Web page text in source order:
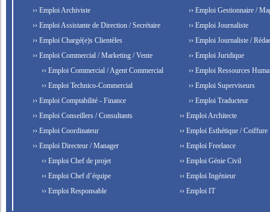
›› Emploi Archiviste
›› Emploi Assistante de Direction / Secrétaire
›› Emploi Chargé(e)s Clientèles
›› Emploi Commercial / Marketing / Vente
›› Emploi Commercial / Agent Commercial
›› Emploi Technico-Commercial
›› Emploi Comptabilité - Finance
›› Emploi Conseillers / Consultants
›› Emploi Coordinateur
›› Emploi Directeur / Manager
›› Emploi Chef de projet
›› Emploi Chef d’équipe
›› Emploi Responsable
›› Emploi Gestionnaire /
›› Emploi Journaliste
›› Emploi Journaliste /
›› Emploi Juridique
›› Emploi Ressources
›› Emploi Superviseurs
›› Emploi Traducteur
›› Emploi Architecte
›› Emploi Esthétique / Coiffure
›› Emploi Freelance
›› Emploi Génie Civil
›› Emploi Ingénieur
›› Emploi IT